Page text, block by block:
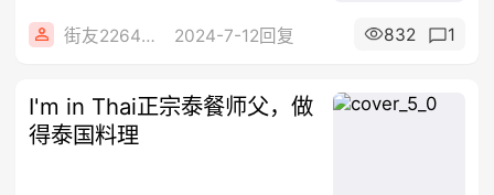
街友22644186 2024-7-12回复 832 1
I'm in Thai正宗泰餐师父，做
得泰国料理